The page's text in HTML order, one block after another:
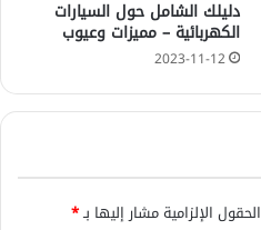
دليلك الشامل حول السيارات
الكهربائية – مميزات وعيوب
2023-11-12
الحقول الإلزامية مشار إليها بـ*